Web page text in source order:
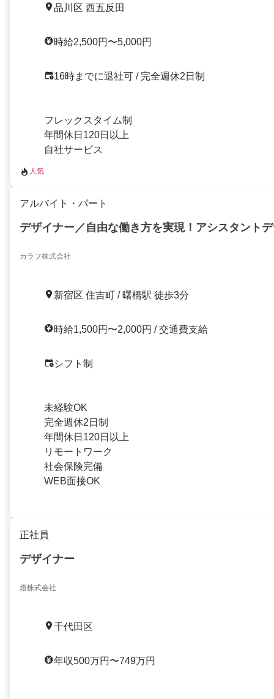
品川区 西五反田
時給2,500円〜5,000円
16時までに退社可 / 完全週休2日制
フレックスタイム制
年間休日120日以上
自社サービス
人気
アルバイト・パート
デザイナー／自由な働き方を実現！アシスタント
カラフ株式会社
新宿区 住吉町 / 曙橋駅 徒歩3分
時給1,500円〜2,000円 / 交通費支給
シフト制
未経験OK
完全週休2日制
年間休日120日以上
リモートワーク
社会保険完備
WEB面接OK
正社員
デザイナー
燈株式会社
千代田区
年収500万円〜749万円